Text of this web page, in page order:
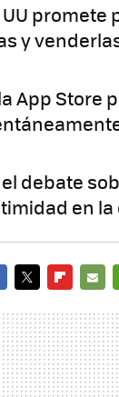
UU promete
y
App Store
debate
en la
MAIL